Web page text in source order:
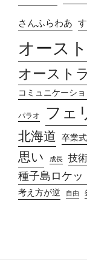
さんふらわあ
オース
オースト
コミュニケーショ
パラオ フェ
北海道 卒業式
思い 成長 技
種子島ロケッ
考え方が逆
自由